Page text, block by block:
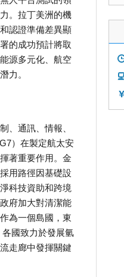
。拉丁美洲的機
認證準備差異顯
的成功預計將取
源多元化、航空
力。
、通訊、情報、
）在製定航太安
著重要作用。金
用路徑因基礎設
科技資助和跨境
府加大對清潔能
為一個島國，東
國致力於發展氫
走廊中發揮關鍵